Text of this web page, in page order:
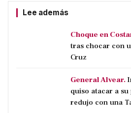
Lee además
Choque en
tras chocar con
Cruz
General Alvear.
quiso atacar a
redujo con una